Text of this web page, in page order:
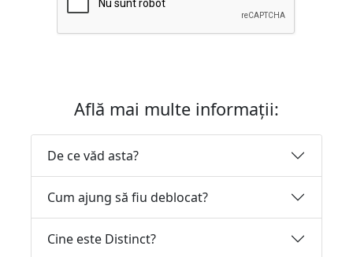
Află mai multe informații:
De ce văd asta?
Cum ajung să fiu deblocat?
Cine este Distinct?